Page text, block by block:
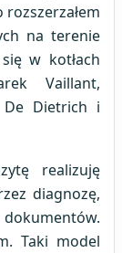
na terenie
w kotłach
Vaillant,
De Dietrich i
realizuję
diagnozę,
Taki model